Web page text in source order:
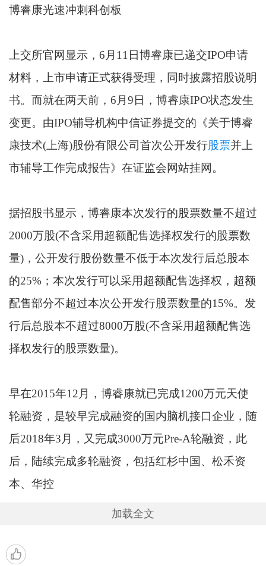
博睿康光速冲刺科创板
上交所官网显示，6月11日博睿康已递交IPO申请
材料，上市申请正式获得受理，同时披露招股说明
书。而就在两天前，6月9日，博睿康IPO状态发生
变更。由IPO辅导机构中信证券提交的《关于博睿
康技术(上海)股份有限公司首次公开发行股票并上
市辅导工作完成报告》在证监会网站挂网。
据招股书显示，博睿康本次发行的股票数量不超过
2000万股(不含采用超额配售选择权发行的股票数
量)，公开发行股份数量不低于本次发行后总股本
的25%；本次发行可以采用超额配售选择权，超额
配售部分不超过本次公开发行股票数量的15%。发
行后总股本不超过8000万股(不含采用超额配售选
择权发行的股票数量)。
早在2015年12月，博睿康就已完成1200万元天使
轮融资，是较早完成融资的国内脑机接口企业，随
后2018年3月，又完成3000万元Pre-A轮融资，此
后，陆续完成多轮融资，包括红杉中国、松禾资
本、华控
加载全文